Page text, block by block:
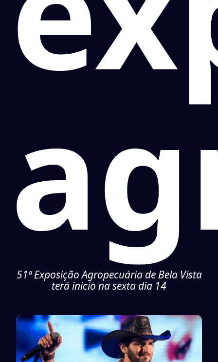
51ª Exposição Agropecuária de Bela Vista
terá inicio na sexta dia 14